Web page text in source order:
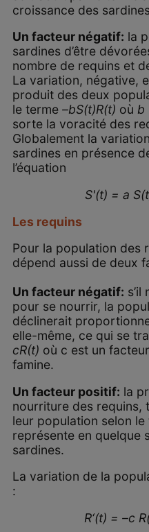
croissance des
Un facteur négatif: la
sardines d’être
nombre de requins et
La variation, négative,
produit des deux
le terme –bS(t)R(t) où b
sorte la voracité des
Globalement la
sardines en présence
l’équation
S'(t) = a
Les requins
Pour la population des
dépend aussi de deux
Un facteur négatif: s’il
pour se nourrir, la
déclinerait
elle-même, ce qui se
cR(t) où c est un
famine.
Un facteur positif: la
nourriture des requins,
leur population selon le
représente en quelque
sardines.
La variation de la
:
R‘(t) = –c